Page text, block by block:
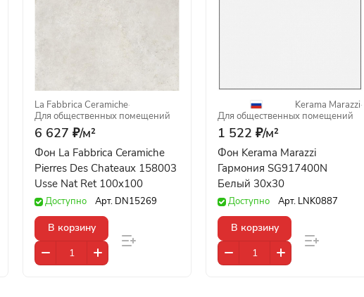
La Fabbrica Ceramiche·
Для общественных помещений
6 627 ₽/м²
Фон La Fabbrica Ceramiche
Pierres Des Chateaux 158003
Usse Nat Ret 100x100
Доступно Арт. DN15269
В корзину
Kerama Marazzi·
Для общественных помещений
1 522 ₽/м²
Фон Kerama Marazzi
Гармония SG917400N
Белый 30x30
Доступно Арт. LNK0887
В корзину